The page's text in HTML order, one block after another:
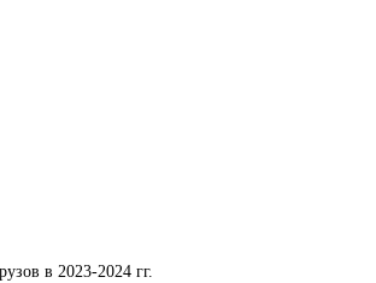
в 2023-2024 гг.